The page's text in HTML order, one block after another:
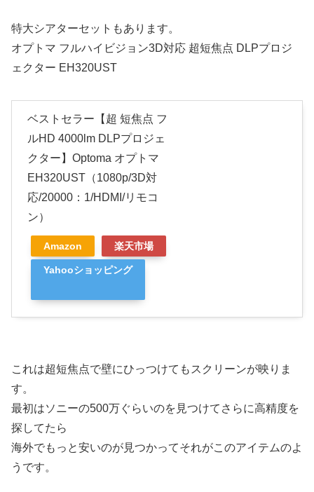
特大シアターセットもあります。
オプトマ フルハイビジョン3D対応 超短焦点 DLPプロジ
ェクター EH320UST
ベストセラー【超 短焦点 フ
ルHD 4000lm DLPプロジェ
クター】Optoma オプトマ
EH320UST（1080p/3D対
応/20000：1/HDMI/リモコ
ン）
Amazon 楽天市場
Yahooショッピング
これは超短焦点で壁にひっつけてもスクリーンが映りま
す。
最初はソニーの500万ぐらいのを見つけてさらに高精度を
探してたら
海外でもっと安いのが見つかってそれがこのアイテムのよ
うです。